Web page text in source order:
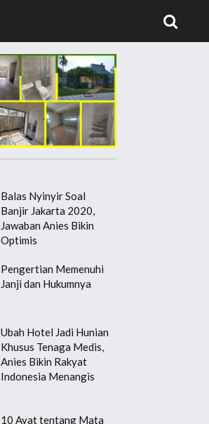
Balas Nyinyir Soal
Banjir Jakarta 2020,
Jawaban Anies Bikin
Optimis
Pengertian Memenuhi
Janji dan Hukumnya
Ubah Hotel Jadi Hunian
Khusus Tenaga Medis,
Anies Bikin Rakyat
Indonesia Menangis
10 Ayat tentang Mata